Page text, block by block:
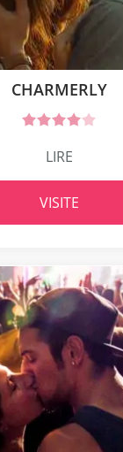
CHARMERLY
LIRE
VISITE